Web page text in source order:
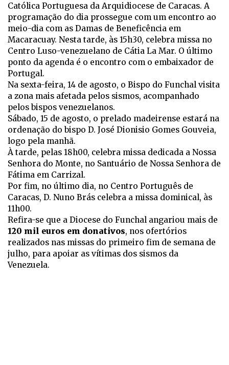
Católica Portuguesa da Arquidiocese de Caracas. A
programação do dia prossegue com um encontro ao
meio-dia com as Damas de Beneficência em
Macaracuay. Nesta tarde, às 15h30, celebra missa no
Centro Luso-venezuelano de Cátia La Mar. O último
ponto da agenda é o encontro com o embaixador de
Portugal.
Na sexta-feira, 14 de agosto, o Bispo do Funchal visita
a zona mais afetada pelos sismos, acompanhado
pelos bispos venezuelanos.
Sábado, 15 de agosto, o prelado madeirense estará na
ordenação do bispo D. José Dionisio Gomes Gouveia,
logo pela manhã.
À tarde, pelas 18h00, celebra missa dedicada a Nossa
Senhora do Monte, no Santuário de Nossa Senhora de
Fátima em Carrizal.
Por fim, no último dia, no Centro Português de
Caracas, D. Nuno Brás celebra a missa dominical, às
11h00.
Refira-se que a Diocese do Funchal angariou mais de
120 mil euros em donativos, nos ofertórios
realizados nas missas do primeiro fim de semana de
julho, para apoiar as vítimas dos sismos da
Venezuela.